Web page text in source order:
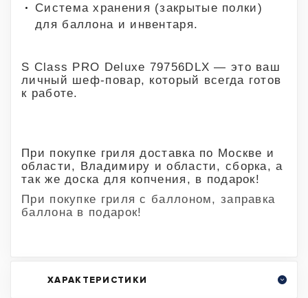
Система хранения (закрытые полки)
для баллона и инвентаря.
S Class PRO Deluxe 79756DLX — это ваш
личный шеф-повар, который всегда готов
к работе.
При покупке гриля доставка по Москве и
области, Владимиру и области, сборка, а
так же доска для копчения, в подарок!
При покупке гриля с баллоном, заправка
баллона в подарок!
ХАРАКТЕРИСТИКИ